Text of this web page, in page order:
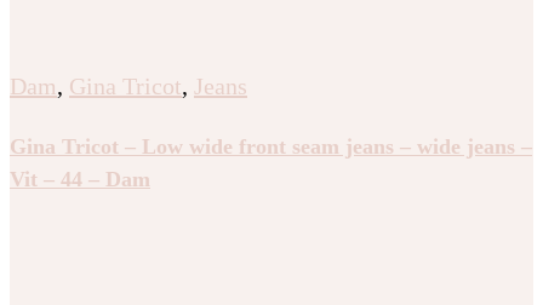
Dam, Gina Tricot, Jeans
Gina Tricot – Low wide front seam jeans – wide jeans –
Vit – 44 – Dam